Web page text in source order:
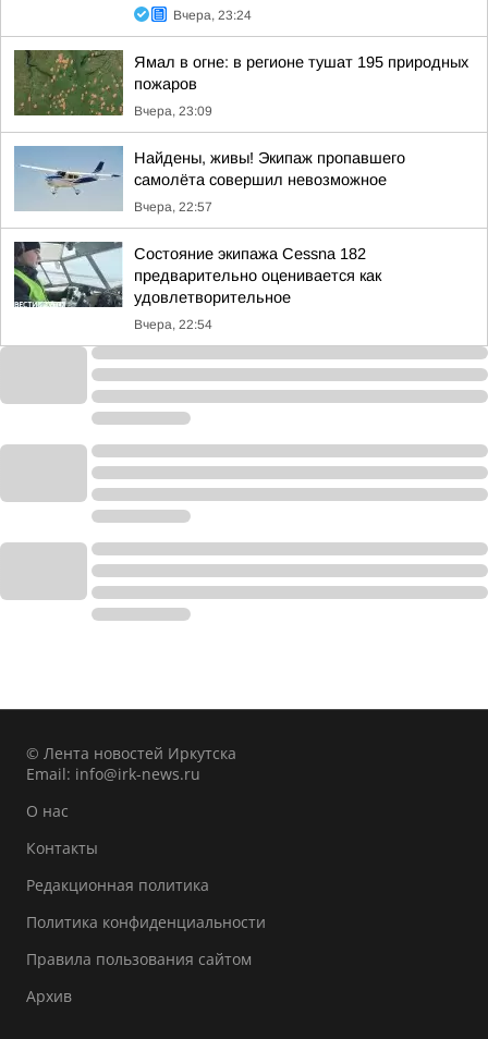
Вчера, 23:24
Ямал в огне: в регионе тушат 195 природных
пожаров
Вчера, 23:09
Найдены, живы! Экипаж пропавшего
самолёта совершил невозможное
Вчера, 22:57
Состояние экипажа Cessna 182
предварительно оценивается как
удовлетворительное
Вчера, 22:54
© Лента новостей Иркутска
Email: info@irk-news.ru
О нас
Контакты
Редакционная политика
Политика конфиденциальности
Правила пользования сайтом
Архив